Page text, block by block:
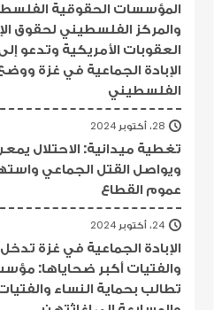
المؤسسات الحقوقية
والمركز الفلسطيني لحقوق
العقوبات الأمريكية وتدعو
الإبادة الجماعية في غزة
الفلسطيني
28، أكتوبر 2024
تغطية ميدانية: الاحتلال
ويواصل القتل الجماعي
عموم القطاع
24، أكتوبر 2024
الإبادة الجماعية في غزة
والفتيات أكبر ضحاياها:
تطالب بحماية النساء